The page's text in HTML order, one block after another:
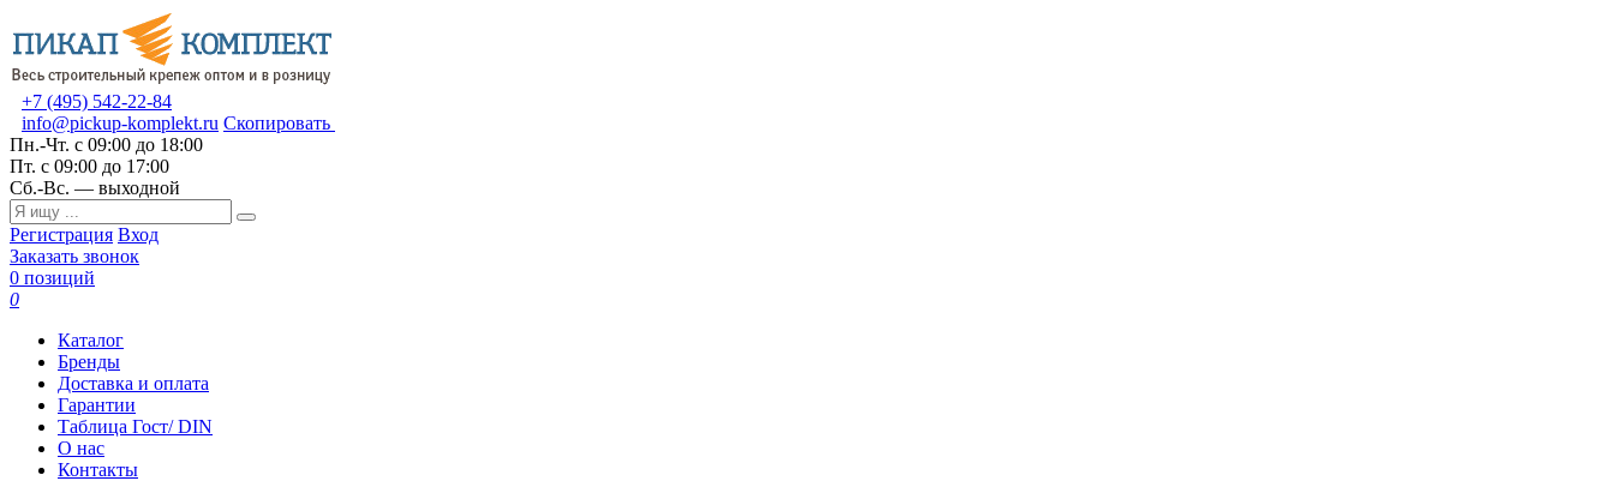
+7 (495) 542-22-84
info@pickup-komplekt.ru Скопировать
Пн.-Чт. с 09:00 до 18:00
Пт. с 09:00 до 17:00
Сб.-Вс. — выходной
Регистрация Вход
Заказать звонок
0 позиций
0
Каталог
Бренды
Доставка и оплата
Гарантии
Таблица Гост/ DIN
О нас
Контакты